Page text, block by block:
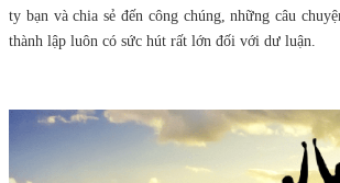
ty bạn và chia sẻ đến công chúng, những câu
thành lập luôn có sức hút rất lớn đối với dư luận.